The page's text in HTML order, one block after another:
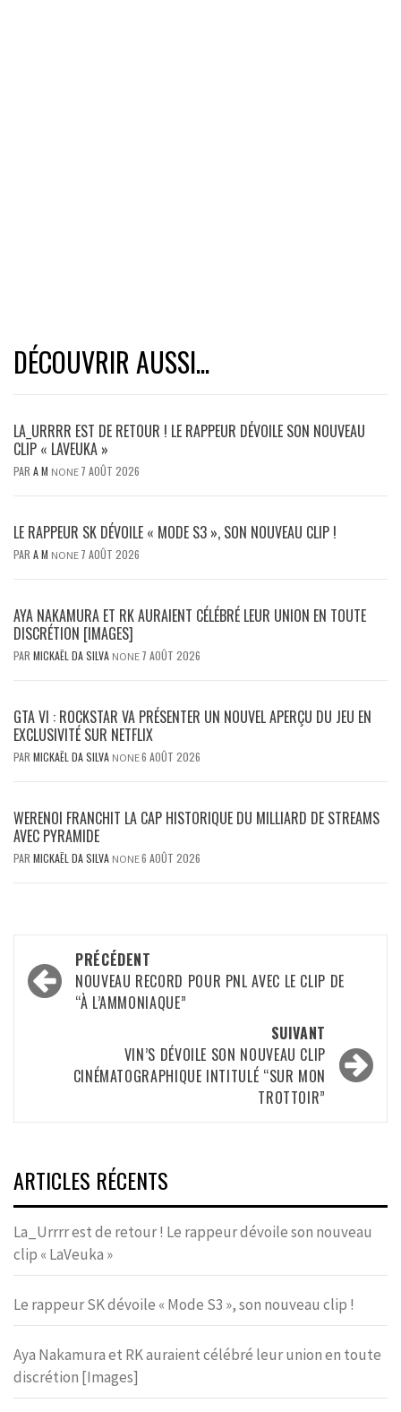
DÉCOUVRIR AUSSI...
LA_URRRR EST DE RETOUR ! LE RAPPEUR DÉVOILE SON NOUVEAU
CLIP « LAVEUKA »
PAR A M NONE 7 AOÛT 2026
LE RAPPEUR SK DÉVOILE « MODE S3 », SON NOUVEAU CLIP !
PAR A M NONE 7 AOÛT 2026
AYA NAKAMURA ET RK AURAIENT CÉLÉBRÉ LEUR UNION EN TOUTE
DISCRÉTION [IMAGES]
PAR MICKAËL DA SILVA NONE 7 AOÛT 2026
GTA VI : ROCKSTAR VA PRÉSENTER UN NOUVEL APERÇU DU JEU EN
EXCLUSIVITÉ SUR NETFLIX
PAR MICKAËL DA SILVA NONE6 AOÛT 2026
WERENOI FRANCHIT LA CAP HISTORIQUE DU MILLIARD DE STREAMS
AVEC PYRAMIDE
PAR MICKAËL DA SILVA NONE6 AOÛT 2026
Navigation
d’article
PRÉCÉDENT
NOUVEAU RECORD POUR PNL AVEC LE CLIP DE
“À L’AMMONIAQUE”
SUIVANT
VIN’S DÉVOILE SON NOUVEAU CLIP
CINÉMATOGRAPHIQUE INTITULÉ “SUR MON
TROTTOIR”
ARTICLES RÉCENTS
La_Urrrr est de retour ! Le rappeur dévoile son nouveau
clip « LaVeuka »
Le rappeur SK dévoile « Mode S3 », son nouveau clip !
Aya Nakamura et RK auraient célébré leur union en toute
discrétion [Images]